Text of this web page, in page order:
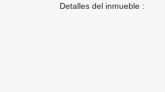
Detalles del inmueble :